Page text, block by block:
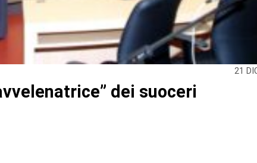
21
dei suoceri